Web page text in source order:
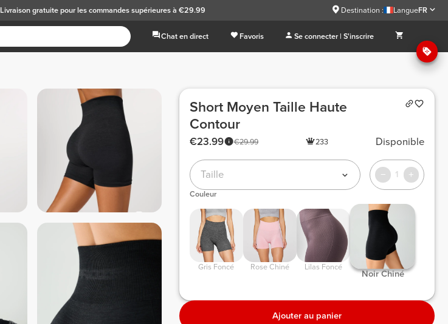
Livraison gratuitepour les commandes supérieures à €29.99 Destination : LangueFR
Chat en direct Favoris Se connecter | S'inscrire
Short Moyen Taille Haute
Contour
€29.99
€23.99 233 Disponible
Taille 1
Couleur
Gris Foncé Rose Chiné Lilas Foncé
Noir Chiné
Ajouter au panier